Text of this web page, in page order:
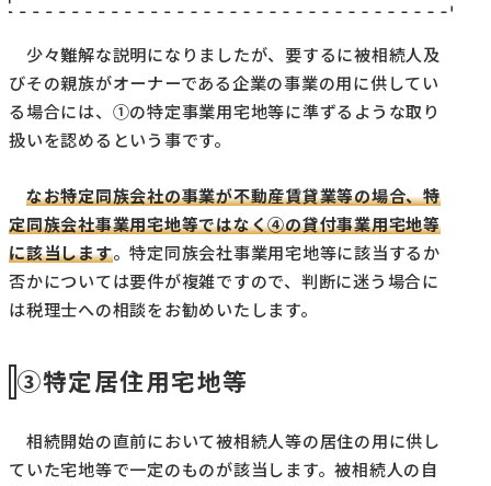
少々難解な説明になりましたが、要するに被相続人及
びその親族がオーナーである企業の事業の用に供してい
る場合には、①の特定事業用宅地等に準ずるような取り
扱いを認めるという事です。
なお特定同族会社の事業が不動産賃貸業等の場合、特
定同族会社事業用宅地等ではなく④の貸付事業用宅地等
に該当します。特定同族会社事業用宅地等に該当するか
否かについては要件が複雑ですので、判断に迷う場合に
は税理士への相談をお勧めいたします。
③特定居住用宅地等
相続開始の直前において被相続人等の居住の用に供し
ていた宅地等で一定のものが該当します。被相続人の自